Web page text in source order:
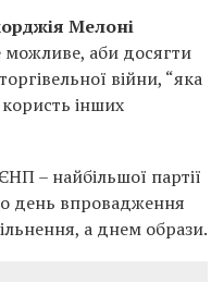
Мелоні
аби досягти
війни, “яка
інших
– найбільшої партії
день впровадження
а днем образи.